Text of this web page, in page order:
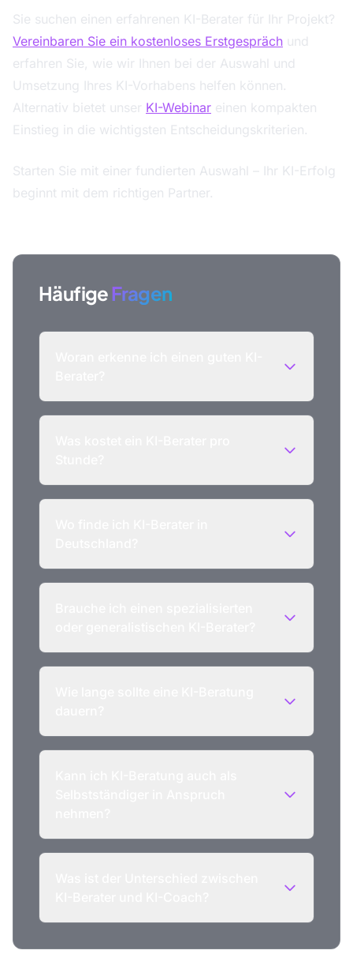
Sie suchen einen erfahrenen KI-Berater für Ihr Projekt?
Vereinbaren Sie ein kostenloses Erstgespräch und
erfahren Sie, wie wir Ihnen bei der Auswahl und
Umsetzung Ihres KI-Vorhabens helfen können.
Alternativ bietet unser KI-Webinar einen kompakten
Einstieg in die wichtigsten Entscheidungskriterien.
Starten Sie mit einer fundierten Auswahl – Ihr KI-Erfolg
beginnt mit dem richtigen Partner.
HäufigeFragen